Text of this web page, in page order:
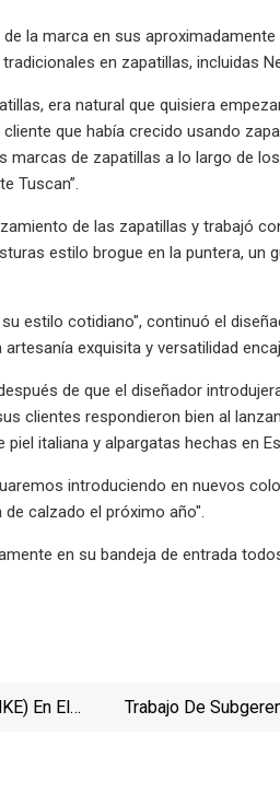
la marca en sus
en zapatillas, incluidas
era natural que quisiera
que había crecido usando
de zapatillas a lo largo de
Tuscan”.
de las zapatillas y trabajó
estilo brogue en la puntera, un
estilo cotidiano", continuó el
exquisita y versatilidad
de que el diseñador
clientes respondieron bien al
italiana y alpargatas hechas en
introduciendo en nuevos
calzado el próximo año".
en su bandeja de entrada
En El
Trabajo De